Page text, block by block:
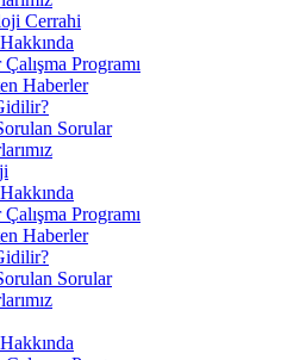
Cerrahi
Programı
Haberler
Sorular
Programı
Haberler
Sorular